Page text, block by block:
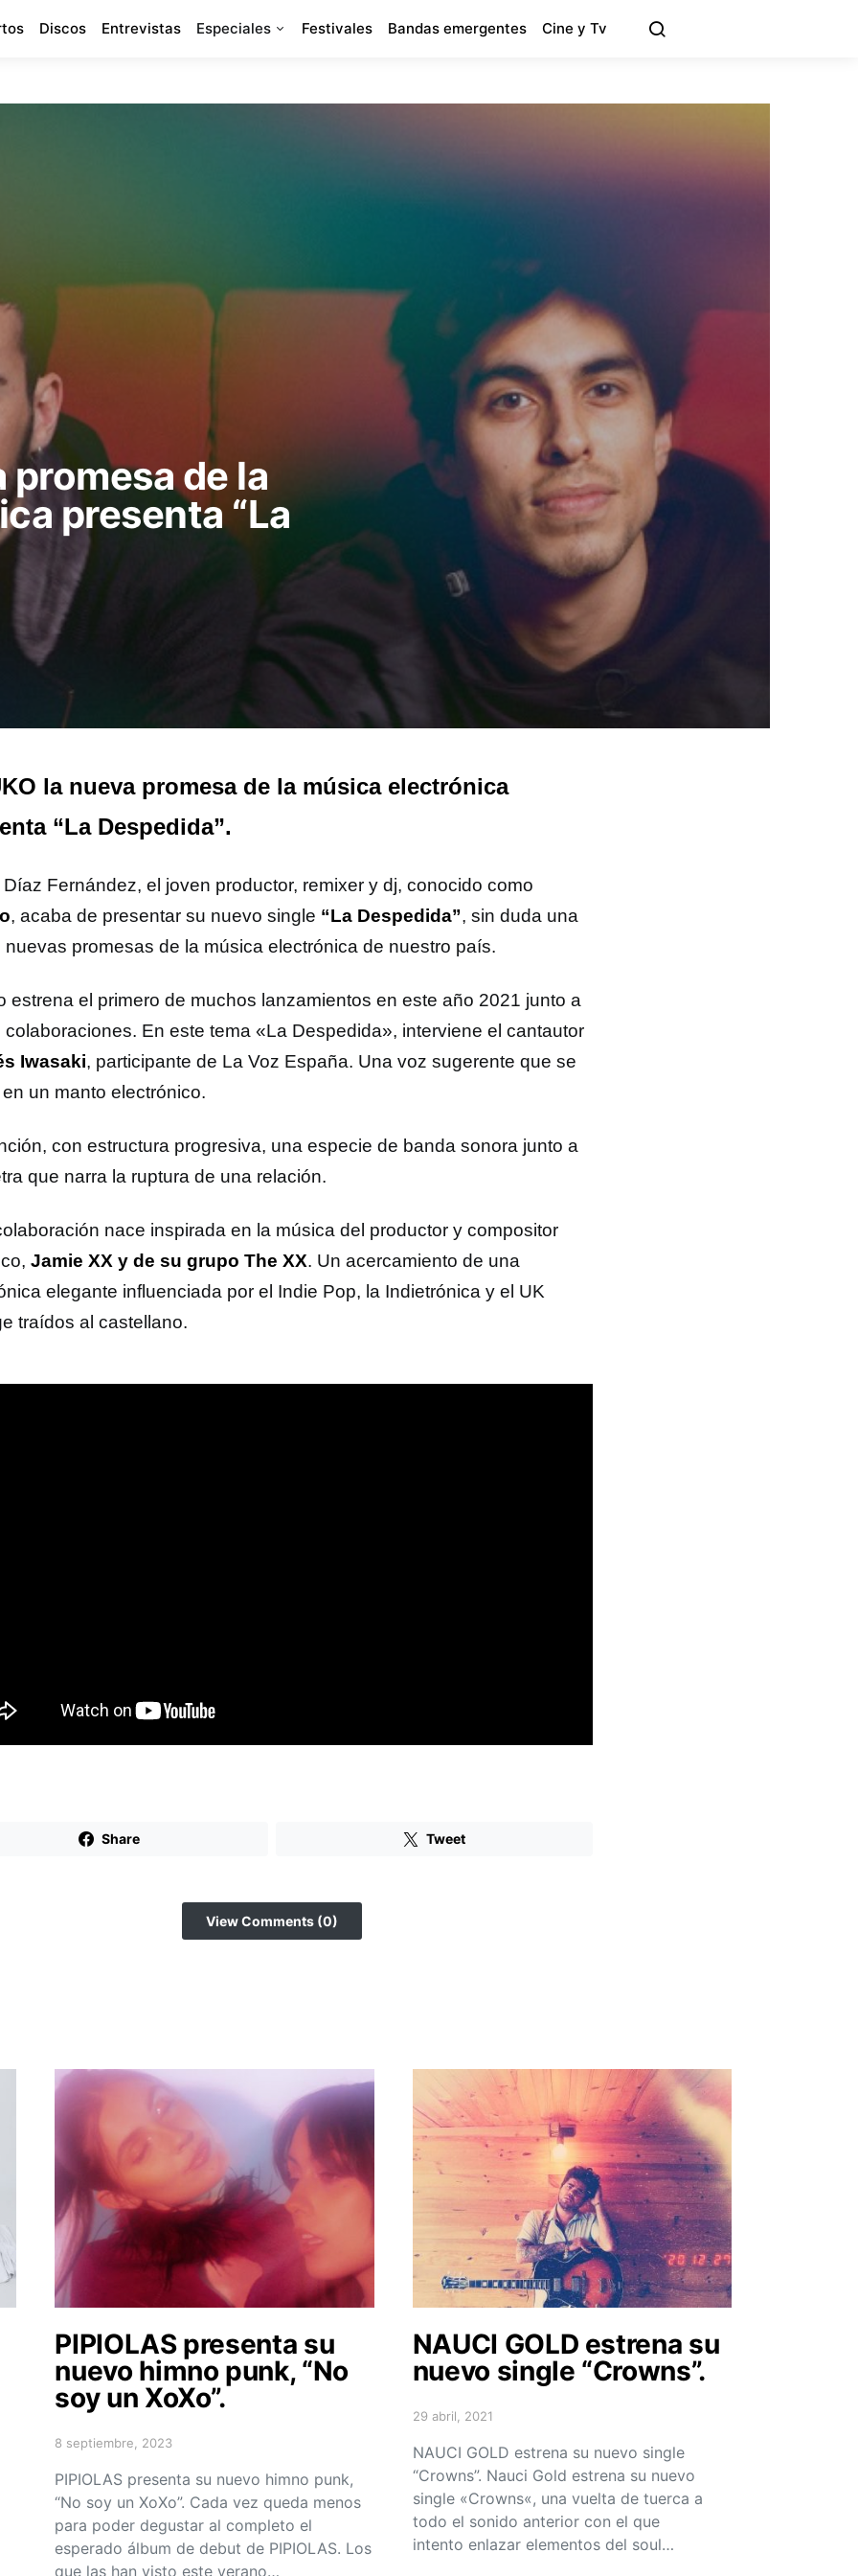
Discos Entrevistas Especiales Festivales Bandas emergentes Cine y Tv
promesa de la
presenta “La
la nueva promesa de la música electrónica
“La Despedida”.
Fernández, el joven productor, remixer y dj, conocido como
, acaba de presentar su nuevo single “La Despedida”, sin duda una
nuevas promesas de la música electrónica de nuestro país.
estrena el primero de muchos lanzamientos en este año 2021 junto a
colaboraciones. En este tema «La Despedida», interviene el cantautor
Iwasaki, participante de La Voz España. Una voz sugerente que se
un manto electrónico.
con estructura progresiva, una especie de banda sonora junto a
que narra la ruptura de una relación.
nace inspirada en la música del productor y compositor
Jamie XX y de su grupo The XX. Un acercamiento de una
elegante influenciada por el Indie Pop, la Indietrónica y el UK
traídos al castellano.
Share Tweet
View Comments (0)
PIPIOLAS presenta su
nuevo himno punk, “No
soy un XoXo”.
Posted on
8 septiembre, 2023
PIPIOLAS presenta su nuevo himno punk,
“No soy un XoXo”. Cada vez queda menos
para poder degustar al completo el
esperado álbum de debut de PIPIOLAS. Los
que las han visto este verano…
NAUCI GOLD estrena su
nuevo single “Crowns”.
Posted on
29 abril, 2021
NAUCI GOLD estrena su nuevo single
“Crowns”. Nauci Gold estrena su nuevo
single «Crowns«, una vuelta de tuerca a
todo el sonido anterior con el que
intento enlazar elementos del soul…